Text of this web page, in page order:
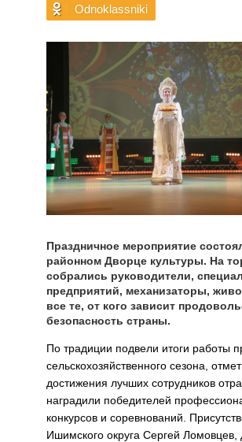
Odnoklassniki
Праздничное мероприятие
районном Дворце культуры. На
собрались руководители,
предприятий, механизаторы,
все те, от кого зависит
безопасность страны.
По традиции подвели итоги работы
сельскохозяйственного сезона,
достижения лучших сотрудников
наградили победителей
конкурсов и соревнований.
Ишимского округа Сергей Ломовцев,